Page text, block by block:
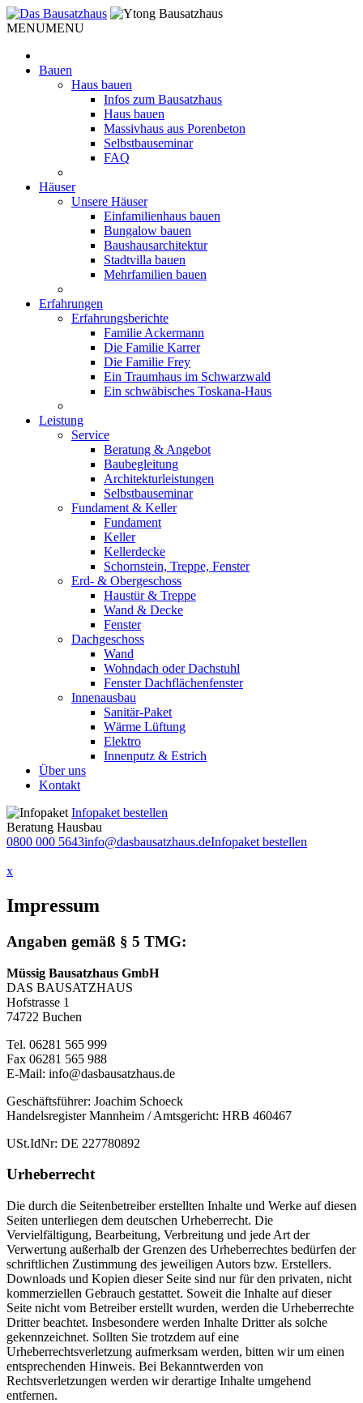
Weiter
zum
MENUMENU
Bauen
Haus bauen
Infos zum Bausatzhaus
Haus bauen
Massivhaus aus Porenbeton
Selbstbauseminar
FAQ
Häuser
Unsere Häuser
Einfamilienhaus bauen
Bungalow bauen
Baushausarchitektur
Stadtvilla bauen
Mehrfamilien bauen
Erfahrungen
Erfahrungsberichte
Familie Ackermann
Die Familie Karrer
Die Familie Frey
Ein Traumhaus im Schwarzwald
Ein schwäbisches Toskana-Haus
Leistung
Service
Beratung & Angebot
Baubegleitung
Architekturleistungen
Selbstbauseminar
Fundament & Keller
Fundament
Keller
Kellerdecke
Schornstein, Treppe, Fenster
Erd- & Obergeschoss
Haustür & Treppe
Wand & Decke
Fenster
Dachgeschoss
Wand
Wohndach oder Dachstuhl
Fenster Dachflächenfenster
Innenausbau
Sanitär-Paket
Wärme Lüftung
Elektro
Innenputz & Estrich
Über uns
Kontakt
Infopaket bestellen
Beratung Hausbau
0800 000 5643info@dasbausatzhaus.deInfopaket bestellen
x
Impressum
Angaben gemäß § 5 TMG:
Müssig Bausatzhaus GmbH
DAS BAUSATZHAUS
Hofstrasse 1
74722 Buchen
Tel. 06281 565 999
Fax 06281 565 988
E-Mail: info@dasbausatzhaus.de
Geschäftsführer: Joachim Schoeck
Handelsregister Mannheim / Amtsgericht: HRB 460467
USt.IdNr: DE 227780892
Urheberrecht
Die durch die Seitenbetreiber erstellten Inhalte und Werke auf diesen
Seiten unterliegen dem deutschen Urheberrecht. Die
Vervielfältigung, Bearbeitung, Verbreitung und jede Art der
Verwertung außerhalb der Grenzen des Urheberrechtes bedürfen der
schriftlichen Zustimmung des jeweiligen Autors bzw. Erstellers.
Downloads und Kopien dieser Seite sind nur für den privaten, nicht
kommerziellen Gebrauch gestattet. Soweit die Inhalte auf dieser
Seite nicht vom Betreiber erstellt wurden, werden die Urheberrechte
Dritter beachtet. Insbesondere werden Inhalte Dritter als solche
gekennzeichnet. Sollten Sie trotzdem auf eine
Urheberrechtsverletzung aufmerksam werden, bitten wir um einen
entsprechenden Hinweis. Bei Bekanntwerden von
Rechtsverletzungen werden wir derartige Inhalte umgehend
entfernen.